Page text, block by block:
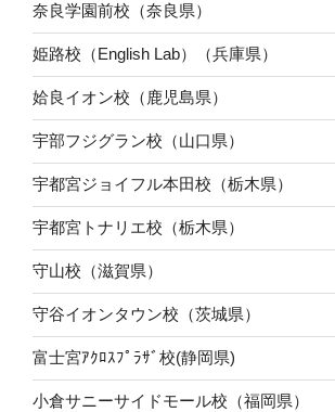
奈良学園前校（奈良県）
姫路校（English Lab）（兵庫県）
姶良イオン校（鹿児島県）
宇部フジグラン校（山口県）
宇都宮ジョイフル本田校（栃木県）
宇都宮トナリエ校（栃木県）
守山校（滋賀県）
守谷イオンタウン校（茨城県）
富士宮ｱｸﾛｽﾌﾟﾗｻﾞ校(静岡県)
小倉サニーサイドモール校（福岡県）